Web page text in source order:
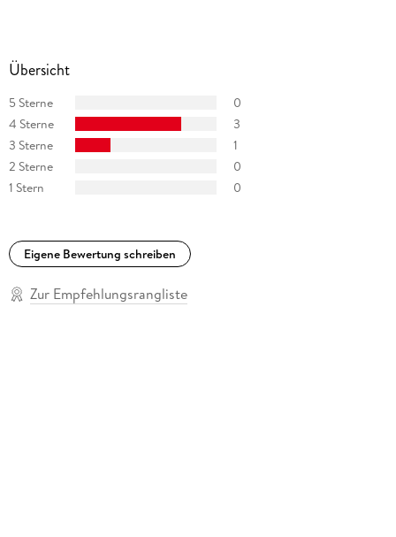
Übersicht
5 Sterne
0
4 Sterne
3
3 Sterne
1
2 Sterne
0
1 Stern
0
Eigene Bewertung schreiben
Zur Empfehlungsrangliste